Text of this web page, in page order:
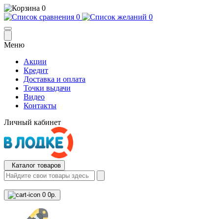
0
0
0
Меню
Акции
Кредит
Доставка и оплата
Точки выдачи
Видео
Контакты
Личный кабинет
Каталог товаров
0 0р.